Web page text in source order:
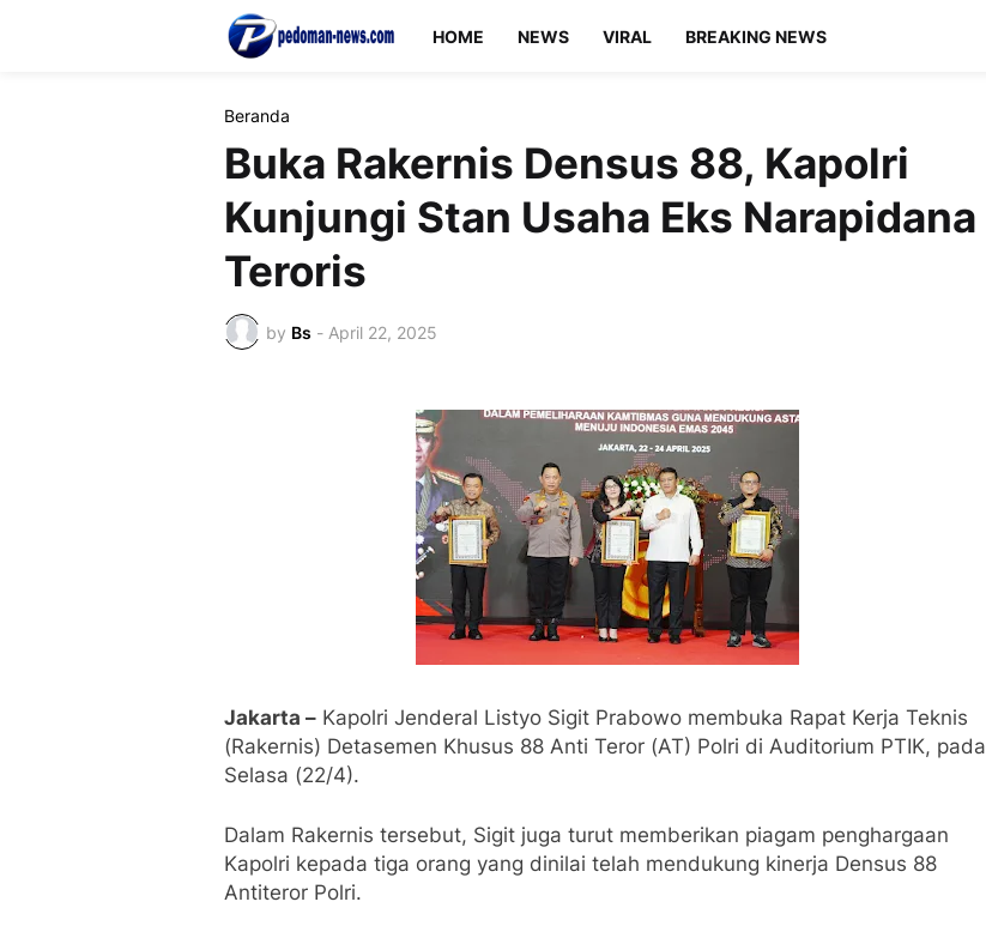
HOME NEWS VIRAL BREAKING NEWS
Beranda
Buka Rakernis Densus 88, Kapolri
Kunjungi Stan Usaha Eks Narapidana
Teroris
by Bs - April 22, 2025
Jakarta – Kapolri Jenderal Listyo Sigit Prabowo membuka Rapat Kerja Teknis
(Rakernis) Detasemen Khusus 88 Anti Teror (AT) Polri di Auditorium PTIK, pada
Selasa (22/4).
Dalam Rakernis tersebut, Sigit juga turut memberikan piagam penghargaan
Kapolri kepada tiga orang yang dinilai telah mendukung kinerja Densus 88
Antiteror Polri.